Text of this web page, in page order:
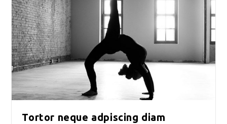
Tortor neque adpiscing diam